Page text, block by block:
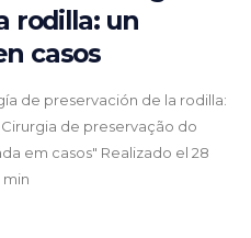
rodilla: un
casos
de preservación de la rodilla:
de preservação do
em casos" Realizado el 28
min